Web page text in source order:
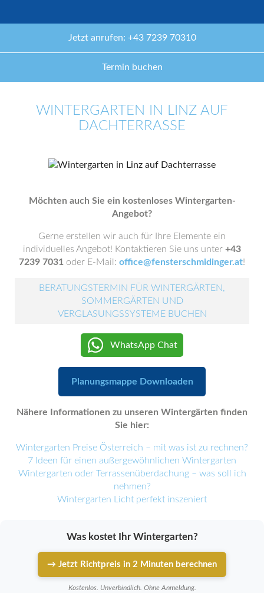
Jetzt anrufen: +43 7239 70310
Termin buchen
WINTERGARTEN IN LINZ AUF
DACHTERRASSE
Möchten auch Sie ein kostenloses Wintergarten-
Angebot?
Gerne erstellen wir auch für Ihre Elemente ein
individuelles Angebot! Kontaktieren Sie uns unter +43
7239 7031 oder E-Mail: office@fensterschmidinger.at!
BERATUNGSTERMIN FÜR WINTERGÄRTEN,
SOMMERGÄRTEN UND
VERGLASUNGSSYSTEME BUCHEN
WhatsApp Chat
Planungsmappe Downloaden
Nähere Informationen zu unseren Wintergärten finden
Sie hier:
Wintergarten Preise Österreich – mit was ist zu rechnen?
7 Ideen für einen außergewöhnlichen Wintergarten
Wintergarten oder Terrassenüberdachung – was soll ich
nehmen?
Wintergarten Licht perfekt inszeniert
Was kostet Ihr Wintergarten?
→ Jetzt Richtpreis in 2 Minuten berechnen
Kostenlos. Unverbindlich. Ohne Anmeldung.